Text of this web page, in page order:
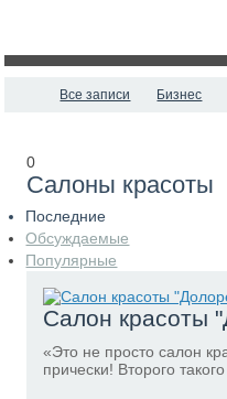
Все записи Бизнес
0
Салоны красоты
Последние
Обсуждаемые
Популярные
Салон красоты
«Это не просто салон
прически! Второго